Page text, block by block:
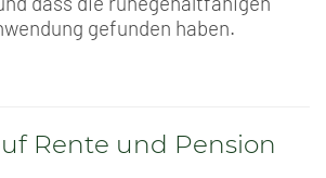
gefunden haben.
Rente und Pension